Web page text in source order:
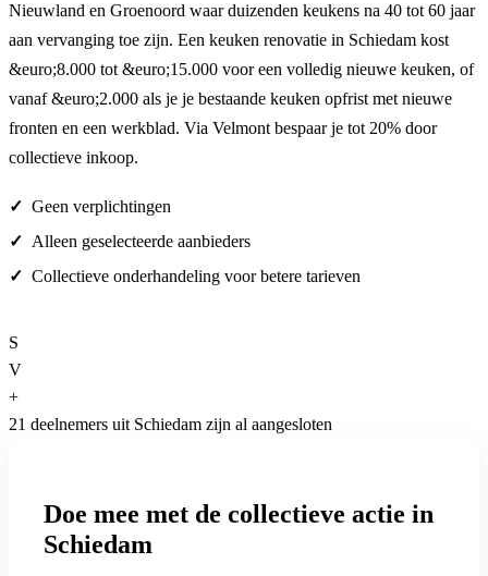
Nieuwland en Groenoord waar duizenden keukens na 40 tot 60 jaar
aan vervanging toe zijn. Een keuken renovatie in Schiedam kost
&euro;8.000 tot &euro;15.000 voor een volledig nieuwe keuken, of
vanaf &euro;2.000 als je je bestaande keuken opfrist met nieuwe
fronten en een werkblad. Via Velmont bespaar je tot 20% door
collectieve inkoop.
Geen verplichtingen
Alleen geselecteerde aanbieders
Collectieve onderhandeling voor betere tarieven
S
V
+
21 deelnemers uit Schiedam zijn al aangesloten
Doe mee met de collectieve actie in
Schiedam